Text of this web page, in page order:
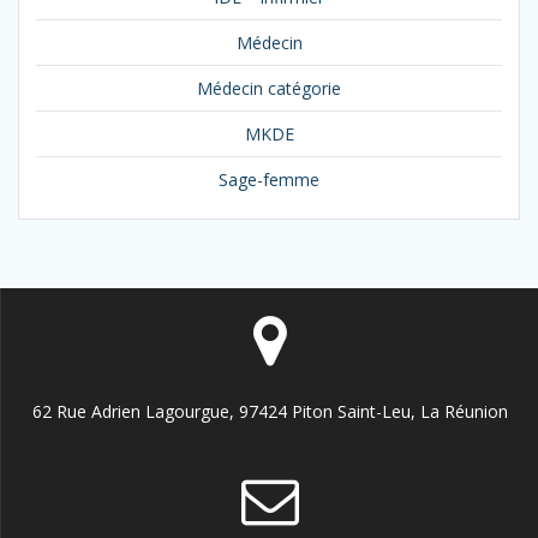
Médecin
Médecin catégorie
MKDE
Sage-femme
62 Rue Adrien Lagourgue, 97424 Piton Saint-Leu, La Réunion